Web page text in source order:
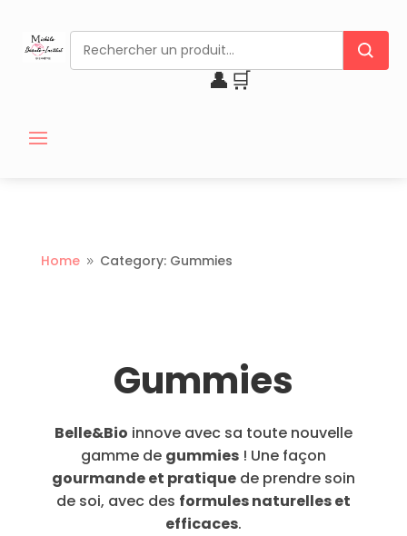
👤 🛒
Home 9 Category: Gummies
Gummies
Belle&Bio innove avec sa toute nouvelle
gamme de gummies! Une façon
gourmande et pratiquede prendre soin
de soi, avec des formules naturelles et
efficaces.